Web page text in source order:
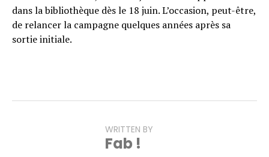
dans la bibliothèque dès le 18 juin. L’occasion, peut-être,
de relancer la campagne quelques années après sa
sortie initiale.
WRITTEN BY
Fab !